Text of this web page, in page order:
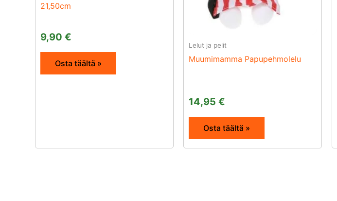
21,50cm
9,90 €
Osta täältä »
Lelut ja pelit
Muumimamma Papupehmolelu
14,95 €
Osta täältä »